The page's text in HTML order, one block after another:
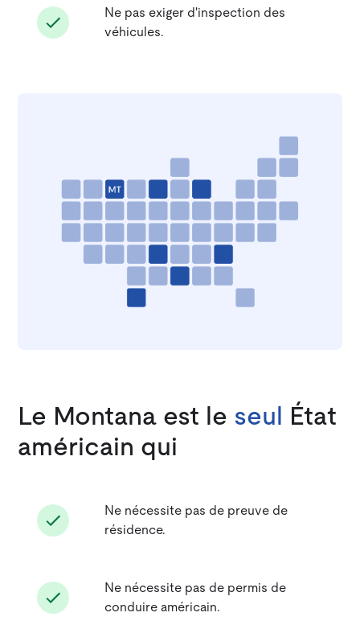
Ne pas exiger d'inspection des
véhicules.
Le Montana est le seul
État
américain qui
Ne nécessite pas de preuve de
résidence.
Ne nécessite pas de permis de
conduire américain.